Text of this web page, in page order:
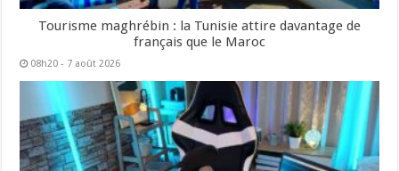
Tourisme maghrébin : la Tunisie attire davantage de
français que le Maroc
08h20 - 7 août 2026